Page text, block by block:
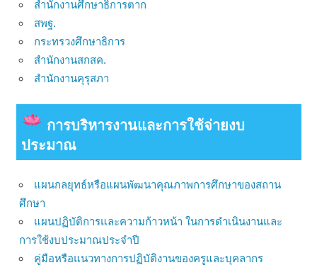
สำนักงานศึกษาธิการตาก
สพฐ.
กระทรวงศึกษาธิการ
สำนักงานสกสค.
สำนักงานคุรุสภา
การบริหารงานและการใช้จ่ายงบ
ประมาณ
แผนกลยุทธ์หรือแผนพัฒนาคุณภาพการศึกษาของสถาน
ศึกษา
แผนปฏิบัติการและความก้าวหน้า ในการดำเนินงานและ
การใช้งบประมาณประจำปี
คู่มือหรือแนวทางการปฏิบัติงานของครูและบุคลากร